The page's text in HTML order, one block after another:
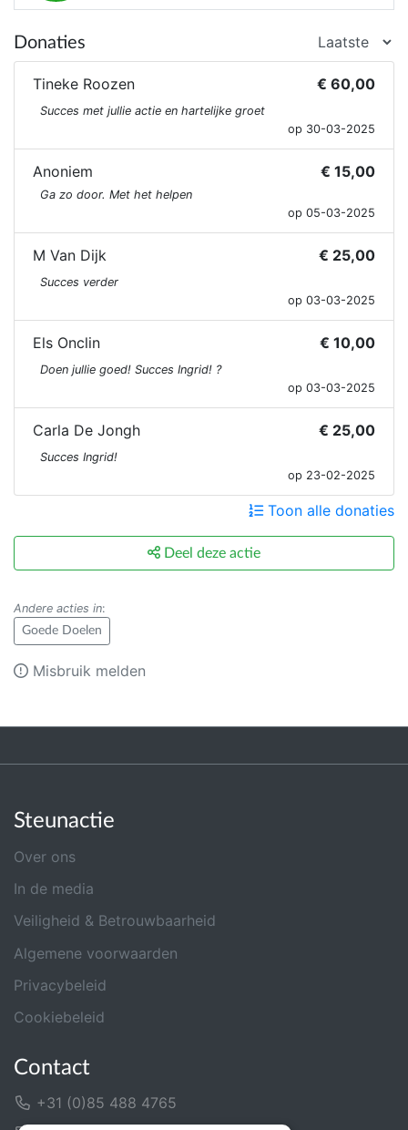
Donaties
Tineke Roozen € 60,00
Succes met jullie actie en hartelijke groet
op 30-03-2025
Anoniem € 15,00
Ga zo door. Met het helpen
op 05-03-2025
M Van Dijk € 25,00
Succes verder
op 03-03-2025
Els Onclin € 10,00
Doen jullie goed! Succes Ingrid! ?
op 03-03-2025
Carla De Jongh € 25,00
Succes Ingrid!
op 23-02-2025
Toon alle donaties
Deel deze actie
Andere acties in:
Goede Doelen
Misbruik melden
Steunactie
Over ons
In de media
Veiligheid & Betrouwbaarheid
Algemene voorwaarden
Privacybeleid
Cookiebeleid
Contact
+31 (0)85 488 4765